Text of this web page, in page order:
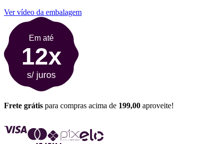
Ver vídeo da embalagem
Em até
12x
s/ juros
Frete grátis para compras acima de 199,00 aproveite!